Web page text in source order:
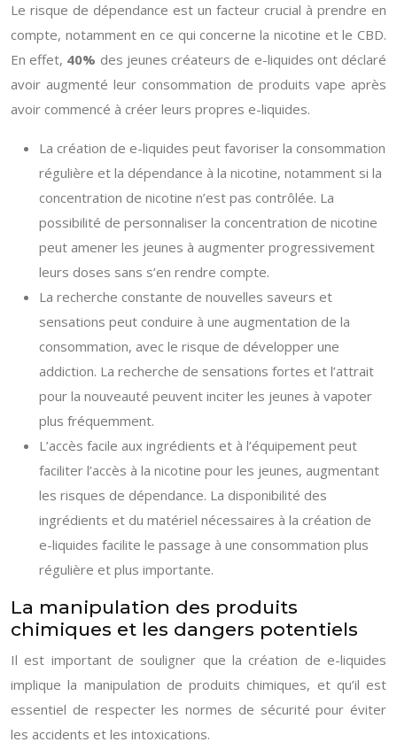
Le risque de dépendance est un facteur crucial à prendre en
compte, notamment en ce qui concerne la nicotine et le CBD.
En effet, 40% des jeunes créateurs de e-liquides ont déclaré
avoir augmenté leur consommation de produits vape après
avoir commencé à créer leurs propres e-liquides.
La création de e-liquides peut favoriser la consommation
régulière et la dépendance à la nicotine, notamment si la
concentration de nicotine n’est pas contrôlée. La
possibilité de personnaliser la concentration de nicotine
peut amener les jeunes à augmenter progressivement
leurs doses sans s’en rendre compte.
La recherche constante de nouvelles saveurs et
sensations peut conduire à une augmentation de la
consommation, avec le risque de développer une
addiction. La recherche de sensations fortes et l’attrait
pour la nouveauté peuvent inciter les jeunes à vapoter
plus fréquemment.
L’accès facile aux ingrédients et à l’équipement peut
faciliter l’accès à la nicotine pour les jeunes, augmentant
les risques de dépendance. La disponibilité des
ingrédients et du matériel nécessaires à la création de
e-liquides facilite le passage à une consommation plus
régulière et plus importante.
La manipulation des produits
chimiques et les dangers potentiels
Il est important de souligner que la création de e-liquides
implique la manipulation de produits chimiques, et qu’il est
essentiel de respecter les normes de sécurité pour éviter
les accidents et les intoxications.